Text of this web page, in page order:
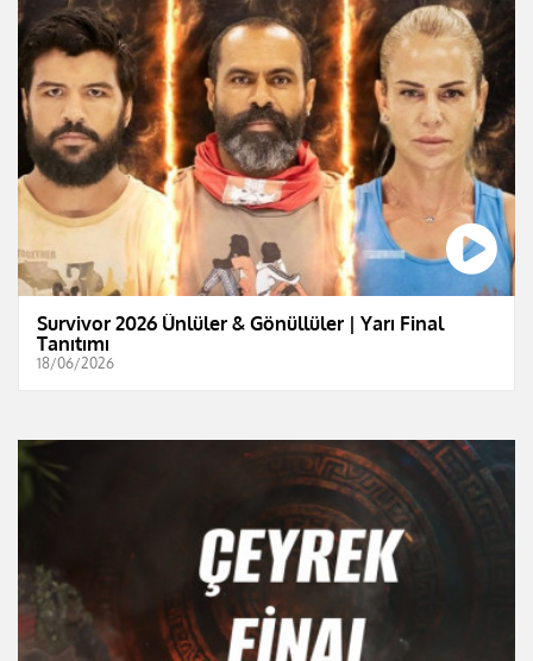
Survivor 2026 Ünlüler & Gönüllüler | Yarı Final
Tanıtımı
18/06/2026